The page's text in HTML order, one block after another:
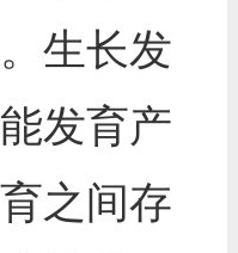
生长发
发育产
之间存